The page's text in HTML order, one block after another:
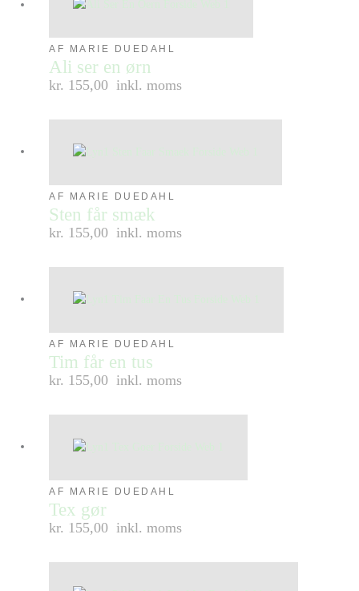
AF MARIE DUEDAHL
Ali ser en ørn
kr. 155,00 inkl. moms
AF MARIE DUEDAHL
Sten får smæk
kr. 155,00 inkl. moms
AF MARIE DUEDAHL
Tim får en tus
kr. 155,00 inkl. moms
AF MARIE DUEDAHL
Tex gør
kr. 155,00 inkl. moms